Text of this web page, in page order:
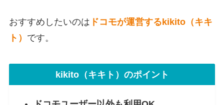
おすすめしたいのは ドコモが運営するkikito（キキ
ト） です。
kikito（キキト）のポイント